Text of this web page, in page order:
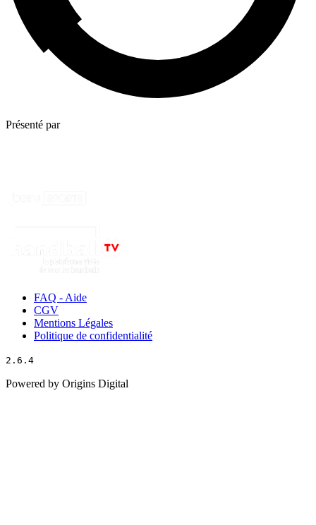
Présenté par
FAQ - Aide
CGV
Mentions Légales
Politique de confidentialité
2.6.4
Powered by Origins Digital